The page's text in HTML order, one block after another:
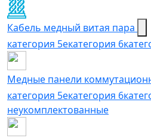
Кабель медный витая пара
категория 5eкатегория 6
Медные панели
категория 5екатегория 6
неукомплектованные